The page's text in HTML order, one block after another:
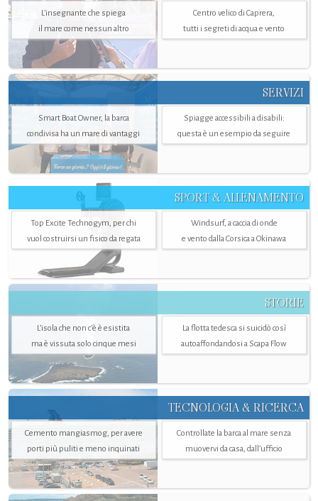
L'insegnante che spiega
il mare come nessun altro
Centro velico di Caprera,
tutti i segreti di acqua e vento
SERVIZI
Smart Boat Owner, la barca
condivisa ha un mare di vantaggi
Spiagge accessibili a disabili:
questa è un esempio da seguire
SPORT & ALLENAMENTO
Top Excite Technogym, per chi
vuol costruirsi un fisico da regata
Windsurf, a caccia di onde
e vento dalla Corsica a Okinawa
STORIE
L’isola che non c'è è esistita
ma è vissuta solo cinque mesi
La flotta tedesca si suicidò così
autoaffondandosi a Scapa Flow
TECNOLOGIA & RICERCA
Cemento mangiasmog, per avere
porti più puliti e meno inquinati
Controllate la barca al mare senza
muovervi da casa, dall’ufficio